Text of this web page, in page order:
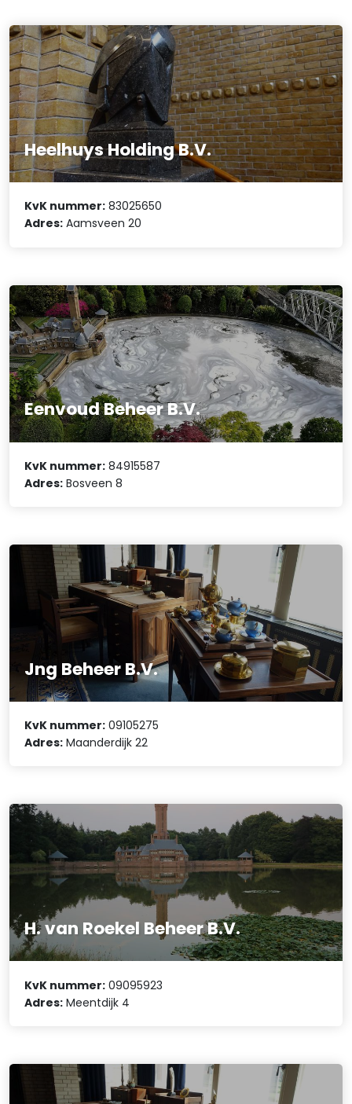
Heelhuys Holding B.V.
KvK nummer: 83025650
Adres: Aamsveen 20
Eenvoud Beheer B.V.
KvK nummer: 84915587
Adres: Bosveen 8
Jng Beheer B.V.
KvK nummer: 09105275
Adres: Maanderdijk 22
H. van Roekel Beheer B.V.
KvK nummer: 09095923
Adres: Meentdijk 4